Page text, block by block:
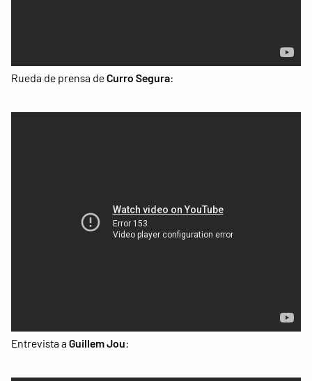
Rueda de prensa deCurro Segura:
Entrevista a Guillem Jou: